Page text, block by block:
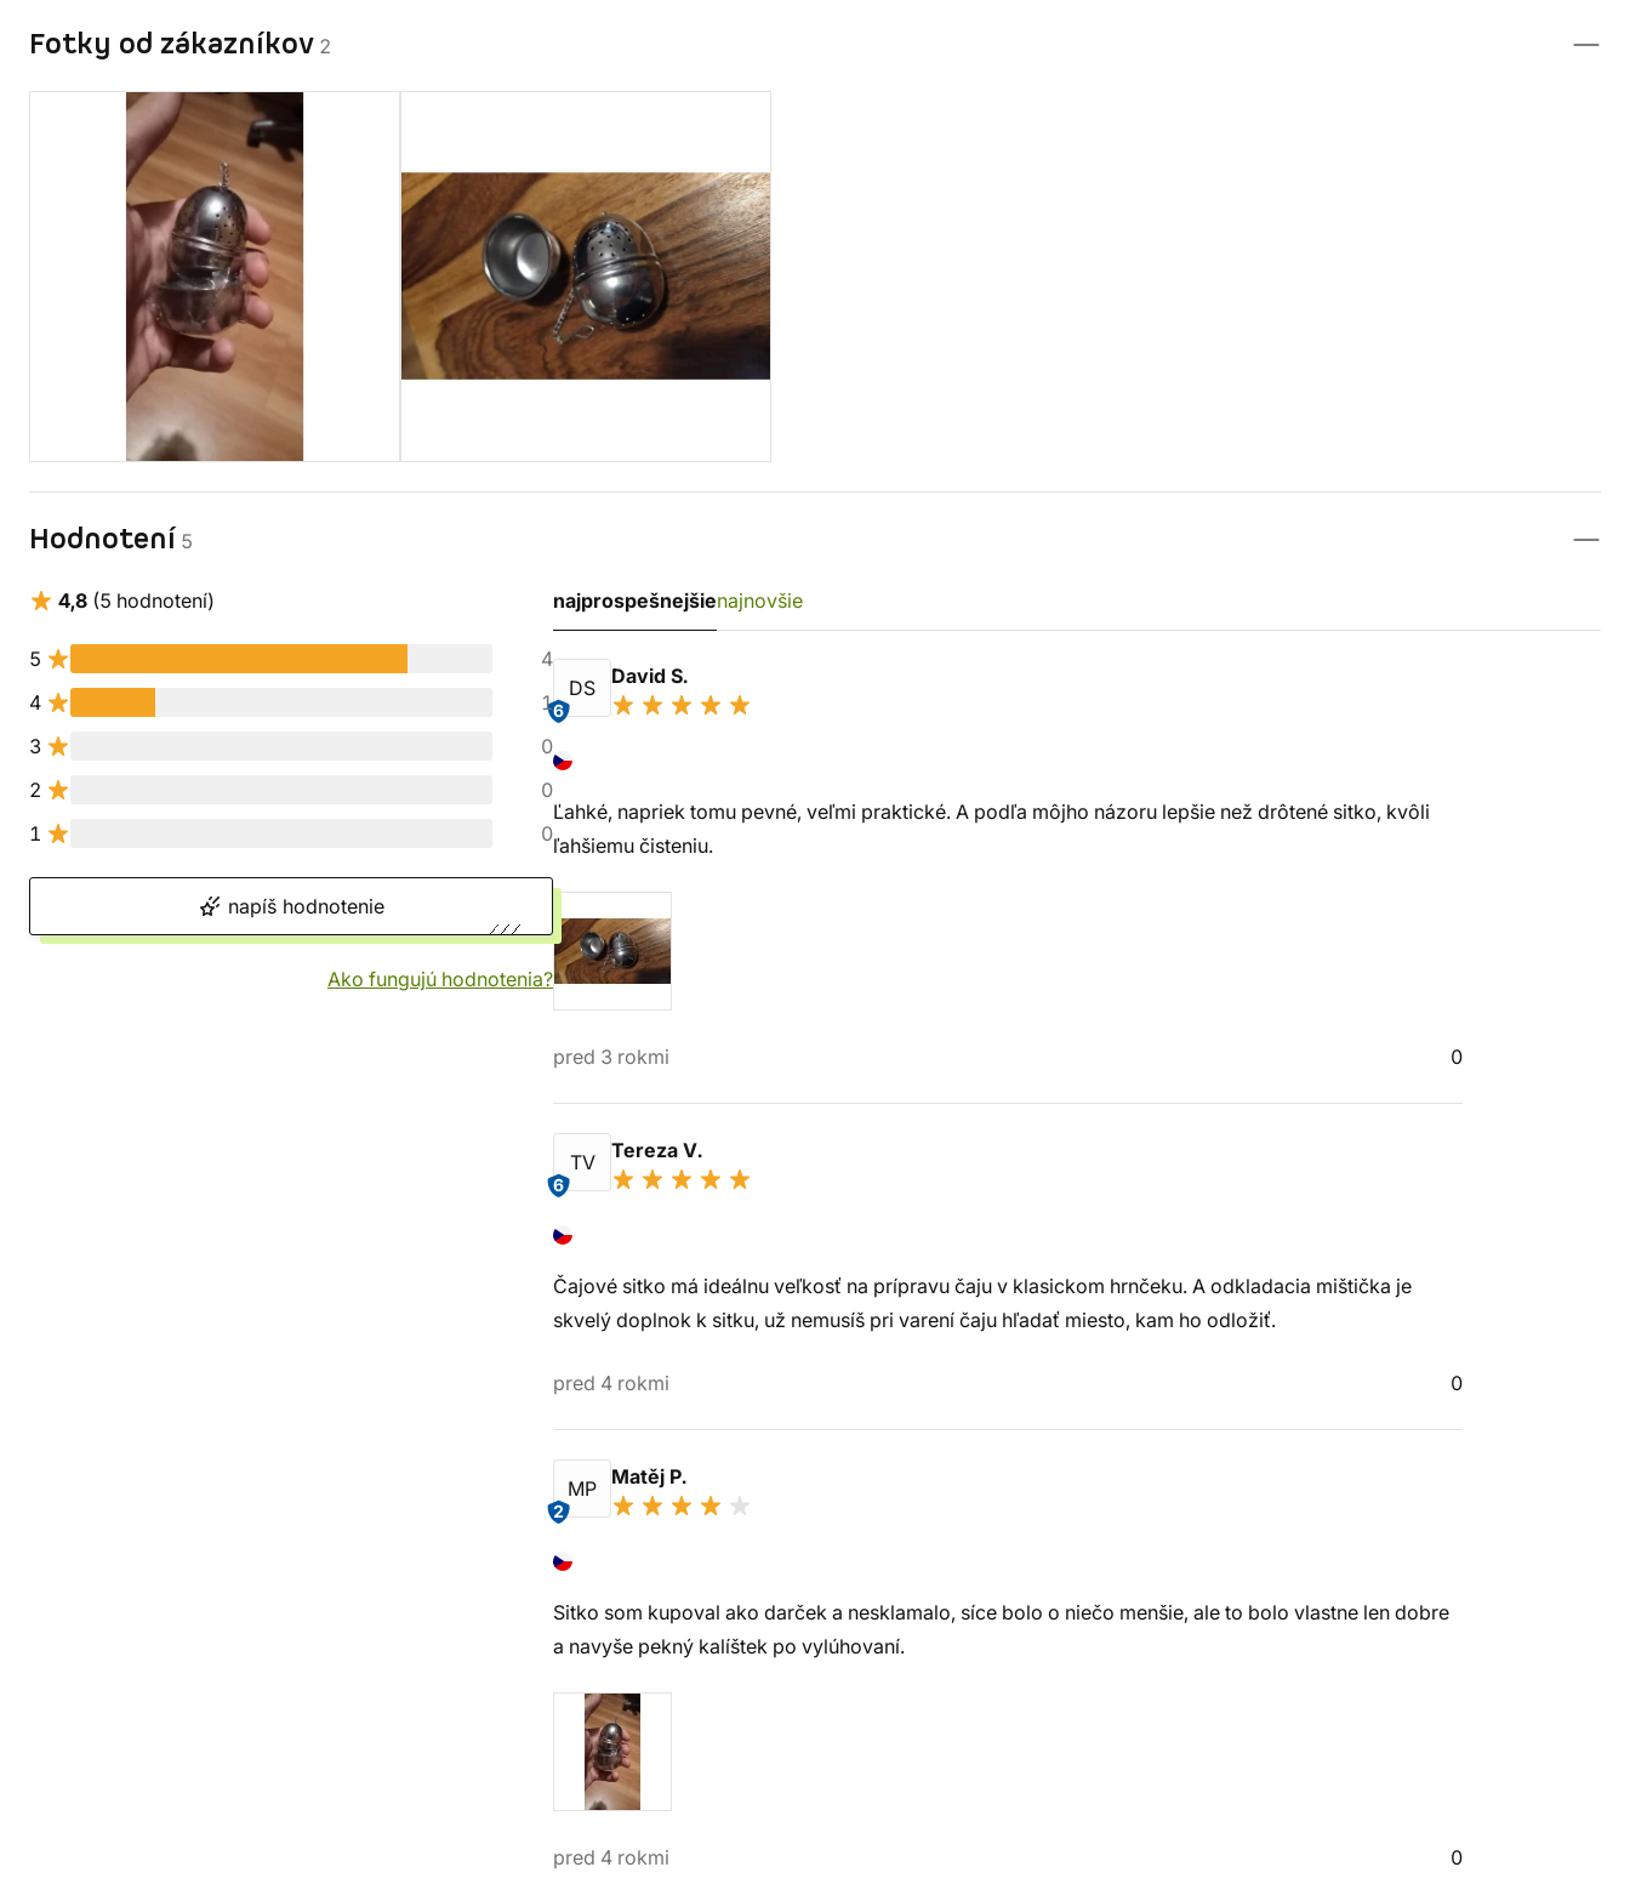
Fotky od zákazníkov 2
Hodnotení 5
4,8 (5 hodnotení)
5
4
4
1
3
0
2
0
1
0
napíš hodnotenie
Ako fungujú hodnotenia?
najprospešnejšienajnovšie
DS
6
David S.
Ľahké, napriek tomu pevné, veľmi praktické. A podľa môjho názoru lepšie než drôtené sitko, kvôli
ľahšiemu čisteniu.
pred 3 rokmi 0
TV
6
Tereza V.
Čajové sitko má ideálnu veľkosť na prípravu čaju v klasickom hrnčeku. A odkladacia mištička je
skvelý doplnok k sitku, už nemusíš pri varení čaju hľadať miesto, kam ho odložiť.
pred 4 rokmi 0
MP
2
Matěj P.
Sitko som kupoval ako darček a nesklamalo, síce bolo o niečo menšie, ale to bolo vlastne len dobre
a navyše pekný kalíštek po vylúhovaní.
pred 4 rokmi 0